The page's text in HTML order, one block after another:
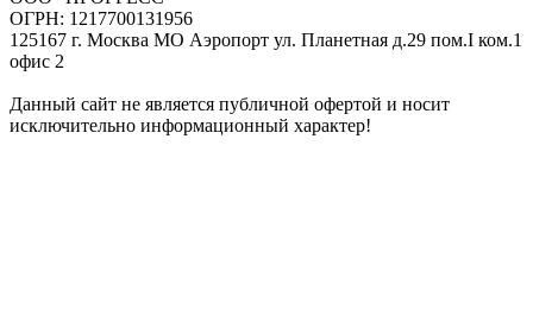
ОГРН: 1217700131956
125167 г. Москва МО Аэропорт ул. Планетная д.29 пом.I ком.1
офис 2
Данный сайт не является публичной офертой и носит
исключительно информационный характер!